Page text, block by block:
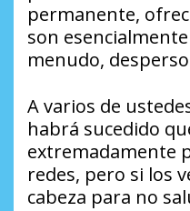
permanente,
son
menudo,
A varios de
habrá sucedido
extremadamente
redes, pero si los
cabeza para no